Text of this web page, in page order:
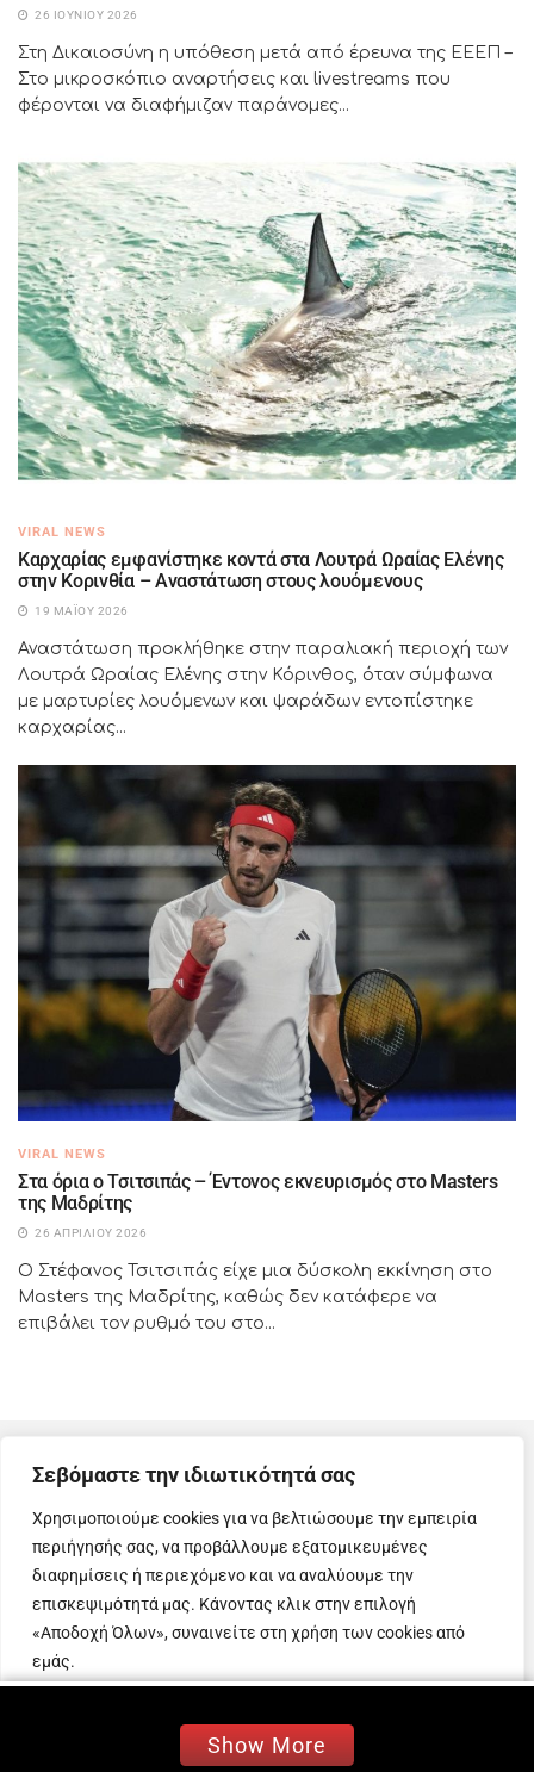
Σεβόμαστε την ιδιωτικότητά σας
Χρησιμοποιούμε cookies για να βελτιώσουμε την εμπειρία
περιήγησής σας, να προβάλλουμε εξατομικευμένες
διαφημίσεις ή περιεχόμενο και να αναλύουμε την
επισκεψιμότητά μας. Κάνοντας κλικ στην επιλογή
«Αποδοχή Όλων», συναινείτε στη χρήση των cookies από
εμάς.
Απόρριψη όλων
26 ΙΟΥΝΊΟΥ 2026
Στη Δικαιοσύνη η υπόθεση μετά από έρευνα της ΕΕΕΠ –
Στο μικροσκόπιο αναρτήσεις και livestreams που
φέρονται να διαφήμιζαν παράνομες...
VIRAL NEWS
Καρχαρίας εμφανίστηκε κοντά στα Λουτρά Ωραίας Ελένης
στην Κορινθία – Αναστάτωση στους λουόμενους
19 ΜΑΪ́ΟΥ 2026
Αναστάτωση προκλήθηκε στην παραλιακή περιοχή των
Λουτρά Ωραίας Ελένης στην Κόρινθος, όταν σύμφωνα
με μαρτυρίες λουόμενων και ψαράδων εντοπίστηκε
καρχαρίας...
VIRAL NEWS
Στα όρια ο Τσιτσιπάς – Έντονος εκνευρισμός στο Masters
της Μαδρίτης
26 ΑΠΡΙΛΊΟΥ 2026
Ο Στέφανος Τσιτσιπάς είχε μια δύσκολη εκκίνηση στο
Masters της Μαδρίτης, καθώς δεν κατάφερε να
επιβάλει τον ρυθμό του στο...
Μουσικά νέα, events, showbiz και άλλα πολλά
ενδιαφέροντα νέα
που αφορούν την ζωή μας, με την υπογραφή της Εβίτα
Σαρηγιάννη!
Show More